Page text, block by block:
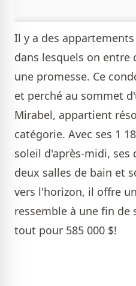
Il y a des
dans lesquels on entre
une promesse. Ce
et perché au sommet
Mirabel, appartient
catégorie. Avec ses 1
soleil d'après-midi, ses
deux salles de bain et
vers l'horizon, il offre
ressemble à une fin de
tout pour 585 000 $!